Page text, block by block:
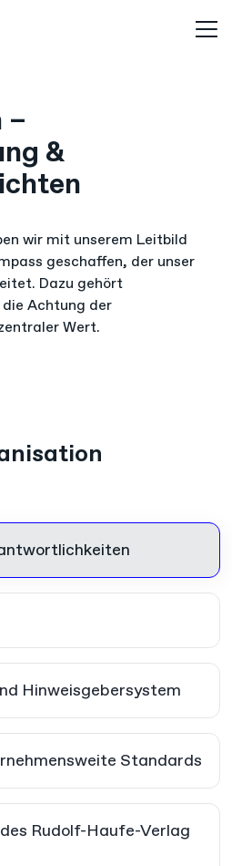
–
&
wir mit unserem Leitbild
geschaffen, der unser
Dazu gehört
Achtung der
Wert.
Hinweisgebersystem
Standards
Rudolf-Haufe-Verlag